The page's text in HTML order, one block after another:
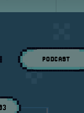
PODCAST